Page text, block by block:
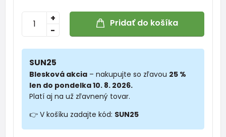
-
+ Pridať do košíka
SUN25
Blesková akcia – nakupujte so zľavou 25 %
len do pondelka 10. 8. 2026.
Platí aj na už zľavnený tovar.
👉 V košíku zadajte kód: SUN25